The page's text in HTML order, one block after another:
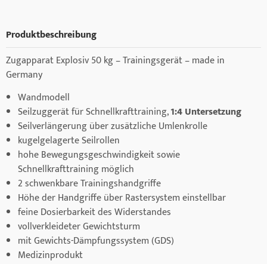
Produktbeschreibung
Zugapparat Explosiv 50 kg – Trainingsgerät – made in
Germany
Wandmodell
Seilzuggerät für Schnellkrafttraining,1:4 Untersetzung
Seilverlängerung über zusätzliche Umlenkrolle
kugelgelagerte Seilrollen
hohe Bewegungsgeschwindigkeit sowie
Schnellkrafttraining möglich
2 schwenkbare Trainingshandgriffe
Höhe der Handgriffe über Rastersystem einstellbar
feine Dosierbarkeit des Widerstandes
vollverkleideter Gewichtsturm
mit Gewichts-Dämpfungssystem (GDS)
Medizinprodukt